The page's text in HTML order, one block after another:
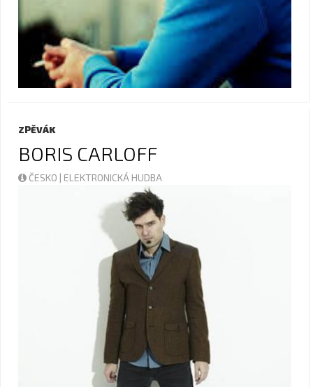
ZPĚVÁK
BORIS CARLOFF
ČESKO | ELEKTRONICKÁ HUDBA